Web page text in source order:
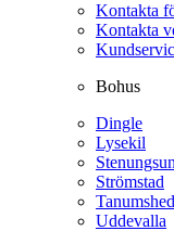
Kontakta
Kontakta
Bohus
Dingle
Lysekil
Strömstad
Uddevalla